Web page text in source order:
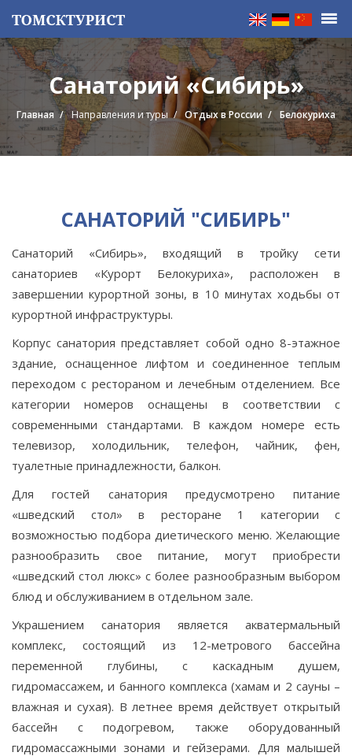
Санаторий «Сибирь»
Главная Направления и туры Отдых в России Белокуриха
САНАТОРИЙ "СИБИРЬ"
Санаторий «Сибирь», входящий в тройку сети
санаториев «Курорт Белокуриха», расположен в
завершении курортной зоны, в 10 минутах ходьбы от
курортной инфраструктуры.
Корпус санатория представляет собой одно 8-этажное
здание, оснащенное лифтом и соединенное теплым
переходом с рестораном и лечебным отделением. Все
категории номеров оснащены в соответствии с
современными стандартами. В каждом номере есть
телевизор, холодильник, телефон, чайник, фен,
туалетные принадлежности, балкон.
Для гостей санатория предусмотрено питание
«шведский стол» в ресторане 1 категории с
возможностью подбора диетического меню. Желающие
разнообразить свое питание, могут приобрести
«шведский стол люкс» с более разнообразным выбором
блюд и обслуживанием в отдельном зале.
Украшением санатория является акватермальный
комплекс, состоящий из 12-метрового бассейна
переменной глубины, с каскадным душем,
гидромассажем, и банного комплекса (хамам и 2 сауны –
влажная и сухая). В летнее время действует открытый
бассейн с подогревом, также оборудованный
гидромассажными зонами и гейзерами. Для малышей